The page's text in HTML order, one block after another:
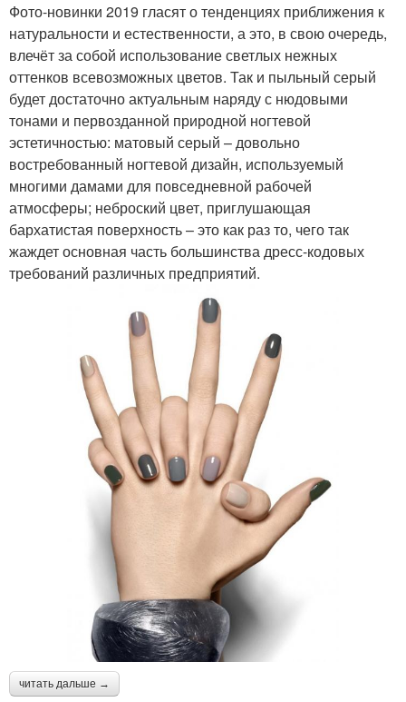
Фото-новинки 2019 гласят о тенденциях приближения к
натуральности и естественности, а это, в свою очередь,
влечёт за собой использование светлых нежных
оттенков всевозможных цветов. Так и пыльный серый
будет достаточно актуальным наряду с нюдовыми
тонами и первозданной природной ногтевой
эстетичностью: матовый серый – довольно
востребованный ногтевой дизайн, используемый
многими дамами для повседневной рабочей
атмосферы; неброский цвет, приглушающая
бархатистая поверхность – это как раз то, чего так
жаждет основная часть большинства дресс-кодовых
требований различных предприятий.
читать дальше →